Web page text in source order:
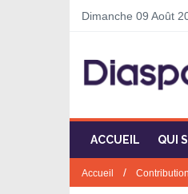
Dimanche 09 Août
ACCUEIL QUI
Accueil /